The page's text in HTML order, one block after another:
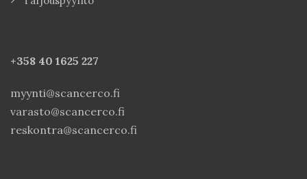
+358 40 1625 227
myynti@scancerco.fi
varasto@scancerco.fi
reskontra@scancerco.fi